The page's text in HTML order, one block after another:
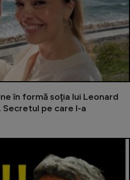
în formă soţia lui Leonard
Secretul pe care l-a